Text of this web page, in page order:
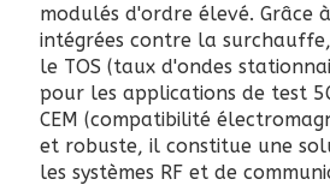
modulés d'ordre élevé. Grâce
intégrées contre la
le TOS (taux d'ondes
pour les applications de test
CEM (compatibilité
et robuste, il constitue une
les systèmes RF et de